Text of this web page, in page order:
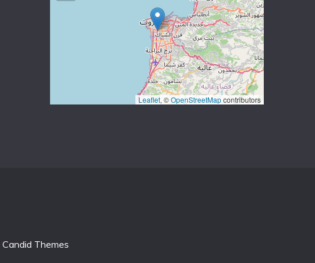
Leaflet, ©OpenStreetMapcontributors
Candid Themes